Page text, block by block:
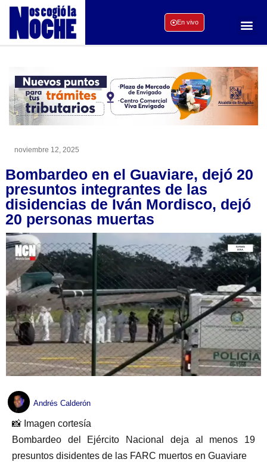
En vivo
noviembre 12, 2025
Bombardeo en el Guaviare, dejó 20
presuntos integrantes de las
disidencias de Iván Mordisco, dejó
20 personas muertas
Andrés Calderón
📸 Imagen cortesía
Bombardeo del Ejército Nacional deja al menos 19
presuntos disidentes de las FARC muertos en Guaviare